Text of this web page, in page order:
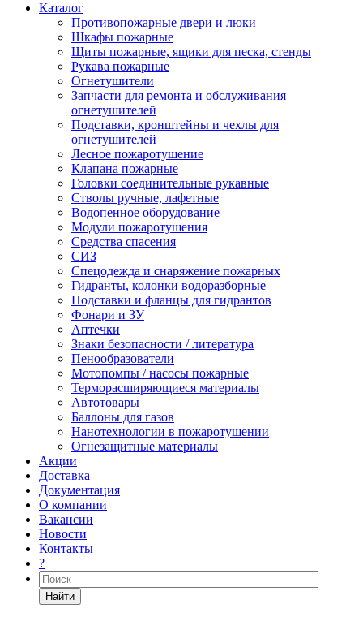
Каталог
Противопожарные двери и люки
Шкафы пожарные
Щиты пожарные, ящики для песка, стенды
Рукава пожарные
Огнетушители
Запчасти для ремонта и обслуживания
огнетушителей
Подставки, кронштейны и чехлы для
огнетушителей
Лесное пожаротушение
Клапана пожарные
Головки соединительные рукавные
Стволы ручные, лафетные
Водопенное оборудование
Модули пожаротушения
Средства спасения
СИЗ
Спецодежда и снаряжение пожарных
Гидранты, колонки водоразборные
Подставки и фланцы для гидрантов
Фонари и ЗУ
Аптечки
Знаки безопасности / литература
Пенообразователи
Мотопомпы / насосы пожарные
Терморасширяющиеся материалы
Автотовары
Баллоны для газов
Нанотехнологии в пожаротушении
Огнезащитные материалы
Акции
Доставка
Документация
О компании
Вакансии
Новости
Контакты
?
Найти